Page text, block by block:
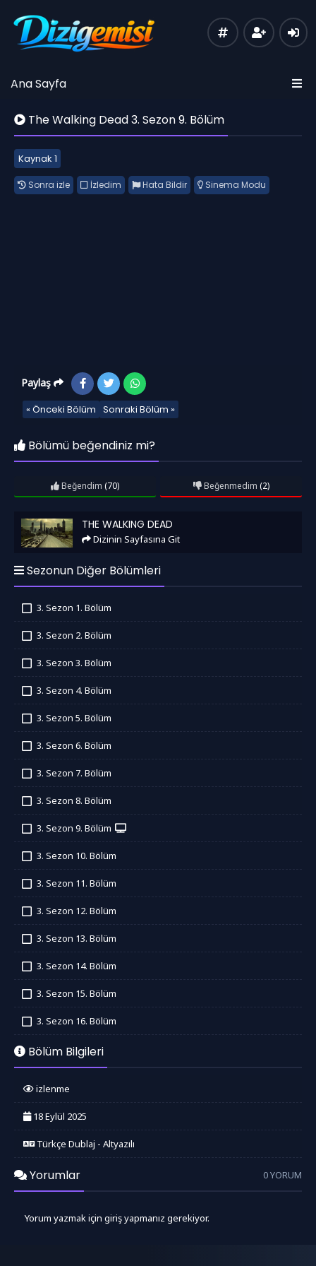
Ana Sayfa
The Walking Dead 3. Sezon 9. Bölüm
Kaynak 1
Sonra izle İzledim Hata Bildir Sinema Modu
Paylaş
« Önceki Bölüm Sonraki Bölüm »
Bölümü beğendiniz mi?
Beğendim (70) Beğenmedim (2)
The Walking DeadTHE WALKING DEAD
Dizinin Sayfasına Git
Sezonun Diğer Bölümleri
3. Sezon 1. Bölüm
3. Sezon 2. Bölüm
3. Sezon 3. Bölüm
3. Sezon 4. Bölüm
3. Sezon 5. Bölüm
3. Sezon 6. Bölüm
3. Sezon 7. Bölüm
3. Sezon 8. Bölüm
3. Sezon 9. Bölüm
3. Sezon 10. Bölüm
3. Sezon 11. Bölüm
3. Sezon 12. Bölüm
3. Sezon 13. Bölüm
3. Sezon 14. Bölüm
3. Sezon 15. Bölüm
3. Sezon 16. Bölüm
Bölüm Bilgileri
izlenme
18 Eylül 2025
Türkçe Dublaj - Altyazılı
Yorumlar 0 YORUM
Yorum yazmak için giriş yapmanız gerekiyor.